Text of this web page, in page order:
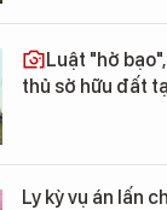
Luật "hở
thủ sở hữu đất
Ly kỳ vụ án lấn